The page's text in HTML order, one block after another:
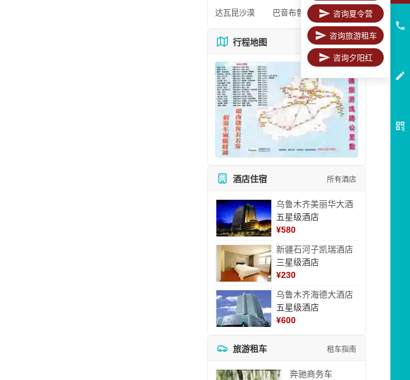
达瓦昆沙漠
巴音布鲁克
行程地图 更多地图
酒店住宿 所有酒店
乌鲁木齐美丽华大酒
五星级酒店
¥580
新疆石河子凯瑞酒店
三星级酒店
¥230
乌鲁木齐海德大酒店
五星级酒店
¥600
旅游租车 租车指南
奔驰商务车
咨询夏令营
咨询旅游租车
咨询夕阳红